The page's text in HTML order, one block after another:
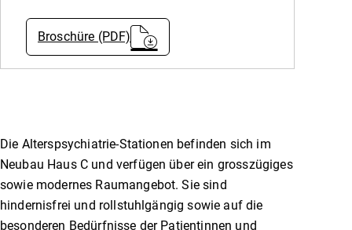
Broschüre (PDF)
Die Alterspsychiatrie-Stationen befinden sich im
Neubau Haus C und verfügen über ein grosszügiges
sowie modernes Raumangebot. Sie sind
hindernisfrei und rollstuhlgängig sowie auf die
besonderen Bedürfnisse der Patientinnen und